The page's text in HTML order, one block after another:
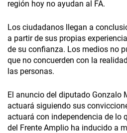
región hoy no ayudan al FA.
Los ciudadanos llegan a
a partir de sus propias
de su confianza. Los medios no
que no concuerden con la
las personas.
El anuncio del diputado Gonzalo
actuará siguiendo sus
actuará con independencia de lo
del Frente Amplio ha inducido a